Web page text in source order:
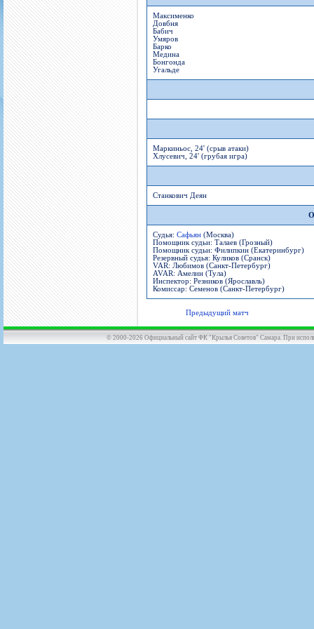
Максименко
Довбня
Бабич
Умяров
Барко
Медина
Бонгонда
Угальде
Маркиньос, 24' (срыв атаки)
Хлусевич, 24' (грубая игра)
Станкович Деян
Судья: Сафьян (Москва)
Помощник судьи: Талаев (Грозный)
Помощник судьи: Филипкин (Екатеринбург)
Резервный судья: Куликов (Сранск)
VAR: Любимов (Санкт-Петербург)
AVAR: Амелин (Тула)
Инспектор: Резников (Ярославль)
Комиссар: Семенов (Санкт-Петербург)
Предыдущий матч
© 2000-2026 Официальный сайт ФК "Крылья Советов" Самара. При